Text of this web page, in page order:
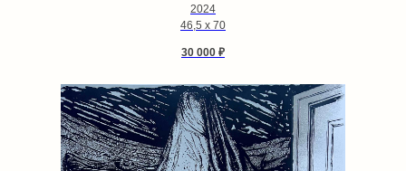
2024
46,5 х 70
30 000 ₽